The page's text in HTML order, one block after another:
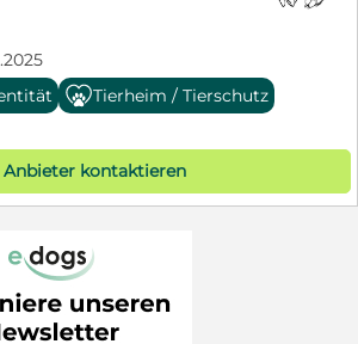
Tierheim / Tierschutz
Anbieter kontaktieren